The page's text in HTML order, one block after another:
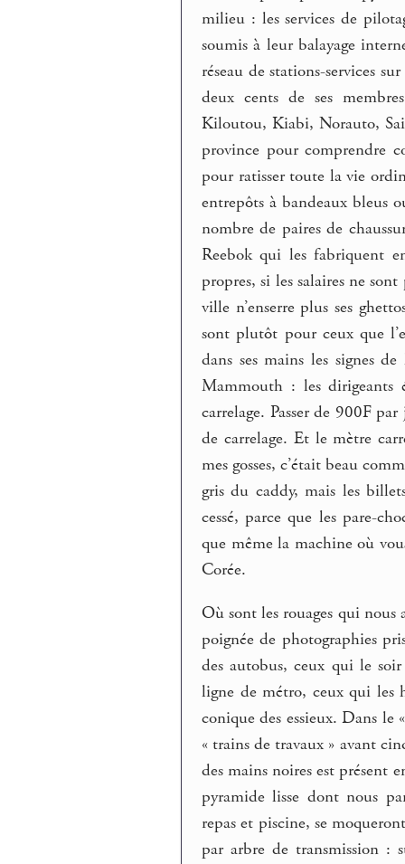
milieu : les services de
soumis à leur balayage
réseau de stations-services
deux cents de ses
Kiloutou, Kiabi, Norauto,
province pour comprendre
pour ratisser toute la vie
entrepôts à bandeaux bleus
nombre de paires de
Reebok qui les fabriquent
propres, si les salaires ne
ville n’enserre plus ses
sont plutôt pour ceux que
dans ses mains les signes
Mammouth : les dirigeants
carrelage. Passer de 900F
de carrelage. Et le mètre
mes gosses, c’était beau
gris du caddy, mais les
cessé, parce que les pare-
que même la machine où
Corée.
Où sont les rouages qui
poignée de photographies
des autobus, ceux qui le
ligne de métro, ceux qui les
conique des essieux. Dans le
« trains de travaux » avant
des mains noires est présent
pyramide lisse dont nous
repas et piscine, se
par arbre de transmission :